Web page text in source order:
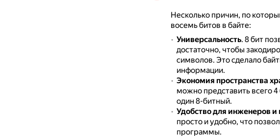
Несколько причин, по
восемь битов в байте:
Универсальность. 8 бит
достаточно, чтобы
символов. Это сделало
информации.
Экономия пространства
можно представить всего
один 8-битный.
Удобство для инженеров
просто и удобно, что
программы.